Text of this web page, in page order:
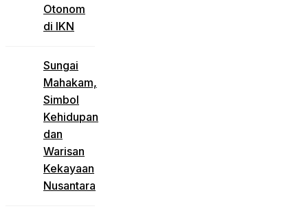
Otonom
di IKN
Sungai
Mahakam,
Simbol
Kehidupan
dan
Warisan
Kekayaan
Nusantara